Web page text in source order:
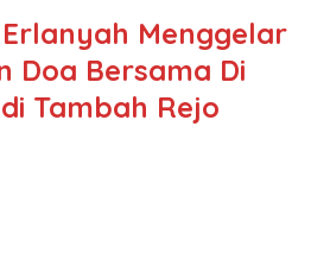
Menggelar
Doa Bersama Di
Tambah Rejo